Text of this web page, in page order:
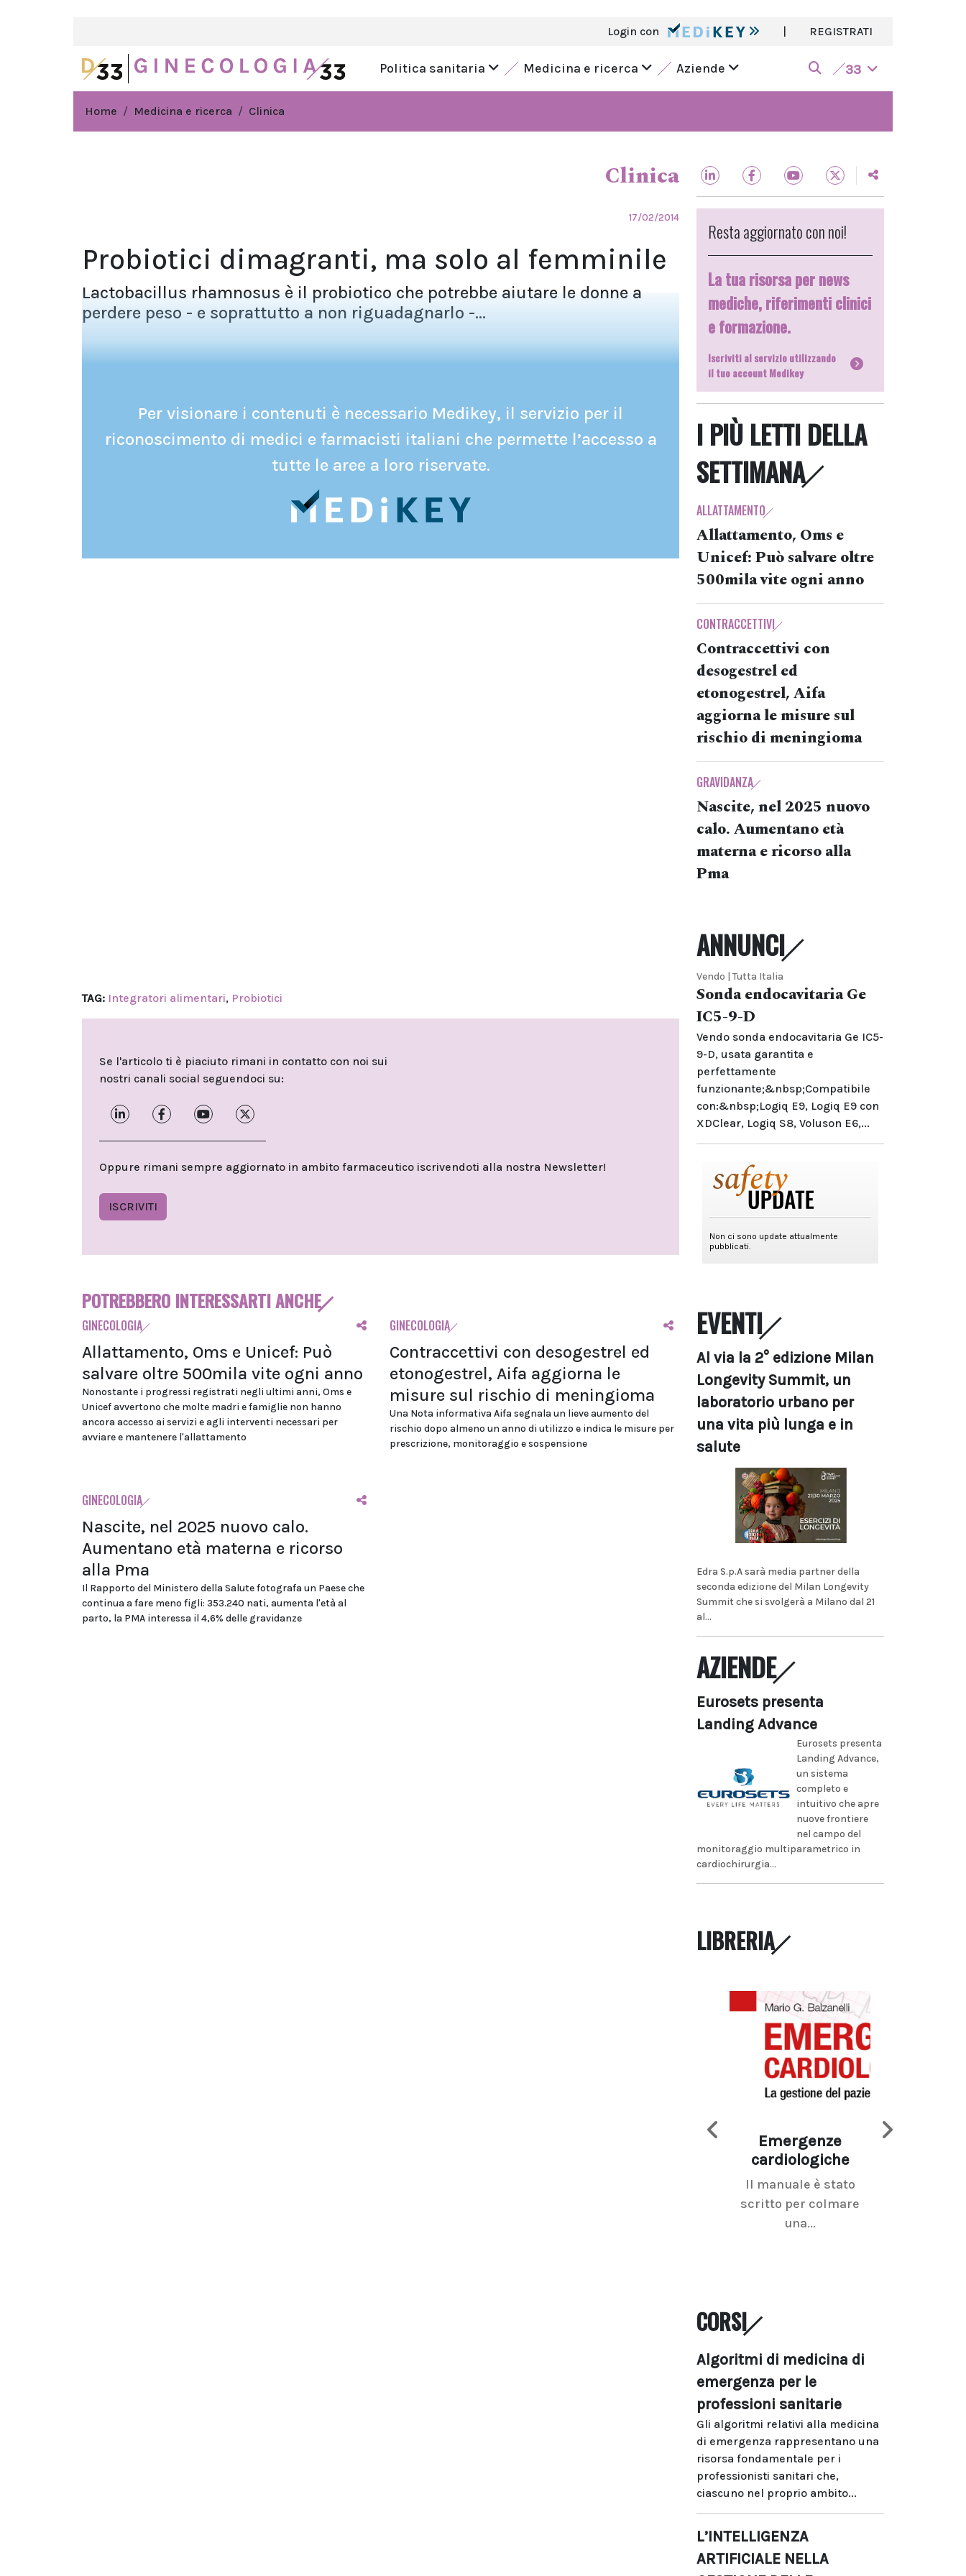
Login con | REGISTRATI
Politica sanitaria Medicina e ricerca Aziende 33
Home Medicina e ricerca Clinica
Clinica
17/02/2014
Probiotici dimagranti, ma solo al femminile
Lactobacillus rhamnosus è il probiotico che potrebbe aiutare le donne a
perdere peso - e soprattutto a non riguadagnarlo -...
Per visionare i contenuti è necessario Medikey, il servizio per il
riconoscimento di medici e farmacisti italiani che permette l’accesso a
tutte le aree a loro riservate.
TAG: Integratori alimentari, Probiotici
Se l'articolo ti è piaciuto rimani in contatto con noi sui
nostri canali social seguendoci su:
Oppure rimani sempre aggiornato in ambito farmaceutico iscrivendoti alla nostra Newsletter!
ISCRIVITI
POTREBBERO INTERESSARTI ANCHE
GINECOLOGIA
Allattamento, Oms e Unicef: Può
salvare oltre 500mila vite ogni anno
Nonostante i progressi registrati negli ultimi anni, Oms e
Unicef avvertono che molte madri e famiglie non hanno
ancora accesso ai servizi e agli interventi necessari per
avviare e mantenere l'allattamento
GINECOLOGIA
Contraccettivi con desogestrel ed
etonogestrel, Aifa aggiorna le
misure sul rischio di meningioma
Una Nota informativa Aifa segnala un lieve aumento del
rischio dopo almeno un anno di utilizzo e indica le misure per
prescrizione, monitoraggio e sospensione
GINECOLOGIA
Nascite, nel 2025 nuovo calo.
Aumentano età materna e ricorso
alla Pma
Il Rapporto del Ministero della Salute fotografa un Paese che
continua a fare meno figli: 353.240 nati, aumenta l'età al
parto, la PMA interessa il 4,6% delle gravidanze
Resta aggiornato con noi!
La tua risorsa per news
mediche, riferimenti clinici
e formazione.
Iscriviti al servizio utilizzando
il tuo account Medikey
I PIÙ LETTI DELLA
SETTIMANA
ALLATTAMENTO
Allattamento, Oms e
Unicef: Può salvare oltre
500mila vite ogni anno
CONTRACCETTIVI
Contraccettivi con
desogestrel ed
etonogestrel, Aifa
aggiorna le misure sul
rischio di meningioma
GRAVIDANZA
Nascite, nel 2025 nuovo
calo. Aumentano età
materna e ricorso alla
Pma
ANNUNCI
Vendo | Tutta Italia
Sonda endocavitaria Ge
IC5-9-D
Vendo sonda endocavitaria Ge IC5-
9-D, usata garantita e
perfettamente
funzionante;&nbsp;Compatibile
con:&nbsp;Logiq E9, Logiq E9 con
XDClear, Logiq S8, Voluson E6,...
EVENTI
Al via la 2° edizione Milan
Longevity Summit, un
laboratorio urbano per
una vita più lunga e in
salute
Edra S.p.A sarà media partner della
seconda edizione del Milan Longevity
Summit che si svolgerà a Milano dal 21
al...
AZIENDE
Eurosets presenta
Landing Advance
Eurosets presenta
Landing Advance,
un sistema
completo e
intuitivo che apre
nuove frontiere
nel campo del
monitoraggio multiparametrico in
cardiochirurgia...
LIBRERIA
Emergenze
cardiologiche
Il manuale è stato
scritto per colmare
una...
CORSI
Algoritmi di medicina di
emergenza per le
professioni sanitarie
Gli algoritmi relativi alla medicina
di emergenza rappresentano una
risorsa fondamentale per i
professionisti sanitari che,
ciascuno nel proprio ambito...
L’INTELLIGENZA
ARTIFICIALE NELLA